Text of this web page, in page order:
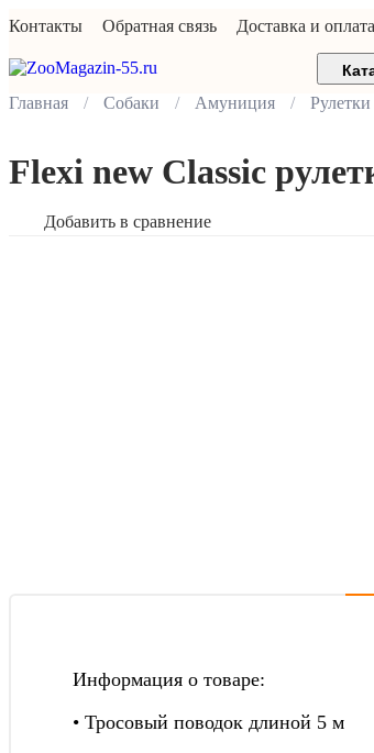
Контакты Обратная связь Доставка и оплата
Главная
Собаки Амуниция Рулетки
Flexi new Classic
Добавить в сравнение
Информация о товаре:
• Тросовый поводок длиной 5 м